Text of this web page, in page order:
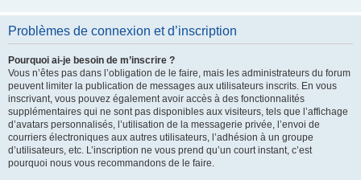
Problèmes de connexion et d’inscription
Pourquoi ai-je besoin de m’inscrire ?
Vous n’êtes pas dans l’obligation de le faire, mais les administrateurs du forum
peuvent limiter la publication de messages aux utilisateurs inscrits. En vous
inscrivant, vous pouvez également avoir accès à des fonctionnalités
supplémentaires qui ne sont pas disponibles aux visiteurs, tels que l’affichage
d’avatars personnalisés, l’utilisation de la messagerie privée, l’envoi de
courriers électroniques aux autres utilisateurs, l’adhésion à un groupe
d’utilisateurs, etc. L’inscription ne vous prend qu’un court instant, c’est
pourquoi nous vous recommandons de le faire.